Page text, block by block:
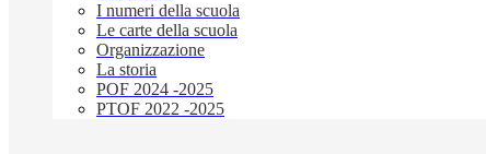
I numeri della scuola
Le carte della scuola
Organizzazione
La storia
POF 2024 -2025
PTOF 2022 -2025